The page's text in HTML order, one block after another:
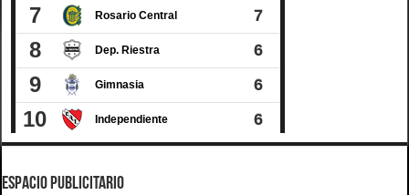
ESPACIO PUBLICITARIO